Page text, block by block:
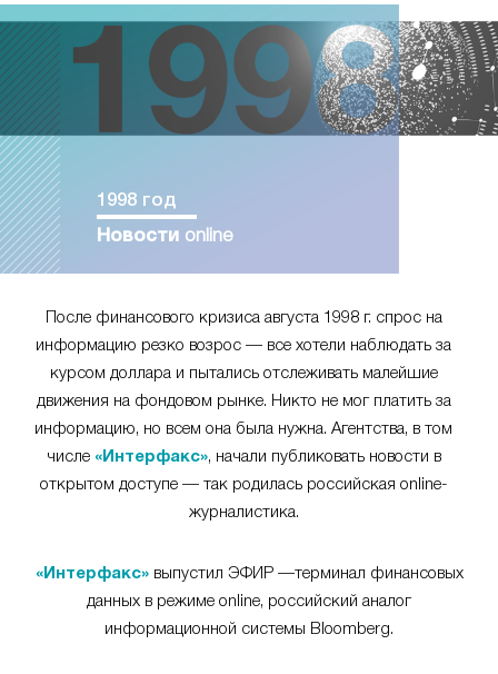
1998 год
Новости online
После финансового кризиса августа 1998 г. спрос на
информацию резко возрос — все хотели наблюдать за
курсом доллара и пытались отслеживать малейшие
движения на фондовом рынке. Никто не мог платить за
информацию, но всем она была нужна. Агентства, в том
числе «Интерфакс», начали публиковать новости в
открытом доступе — так родилась российская online-
журналистика.
«Интерфакс»выпустил ЭФИР —терминал финансовых
данных в режиме online, российский аналог
информационной системы Bloomberg.